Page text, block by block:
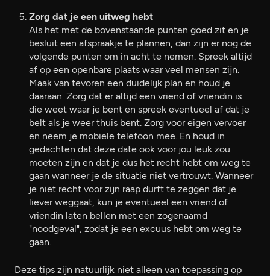
Zorg dat je een uitweg hebt
Als het met de bovenstaande punten goed zit en je
besluit een afspraakje te plannen, dan zijn er nog de
volgende punten om in acht te nemen. Spreek altijd
af op een openbare plaats waar veel mensen zijn.
Maak van tevoren een duidelijk plan en houd je
daaraan. Zorg dat er altijd een vriend of vriendin is
die weet waar je bent en spreek eventueel af dat je
belt als je weer thuis bent. Zorg voor eigen vervoer
en neem je mobiele telefoon mee. En houd in
gedachten dat deze date ook voor jou leuk zou
moeten zijn en dat je dus het recht hebt om weg te
gaan wanneer je de situatie niet vertrouwt. Wanneer
je niet recht voor zijn raap durft te zeggen dat je
liever weggaat, kun je eventueel een vriend of
vriendin laten bellen met een zogenaamd
"noodgeval", zodat je een excuus hebt om weg te
gaan.
Deze tips zijn natuurlijk niet alleen van toepassing op